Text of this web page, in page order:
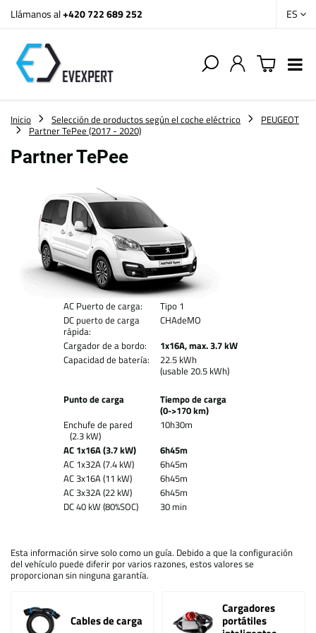
Llámanos al+420 722 689 252 ES
Inicio Selección de productos según el coche eléctrico
PEUGEOT
Partner TePee (2017 - 2020)
Partner TePee
AC Puerto de carga:
Tipo 1
DC puerto de carga
rápida:
CHAdeMO
Cargador de a bordo:
1x16A, max. 3.7 kW
Capacidad de batería:
22.5 kWh
(usable 20.5 kWh)
Punto de carga
Tiempo de carga
(0->170 km)
Enchufe de pared
(2.3 kW)
10h30m
AC 1x16A (3.7 kW)
6h45m
AC 1x32A (7.4 kW)
6h45m
AC 3x16A (11 kW)
6h45m
AC 3x32A (22 kW)
6h45m
DC 40 kW (80%SOC)
30 min
Esta información sirve solo como un guía. Debido a que la configuración
del vehículo puede diferir por varios razones, estos valores se
proporcionan sin ninguna garantía.
Cables de carga
Cargadores
portátiles